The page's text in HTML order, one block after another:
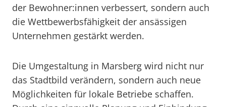
der Bewohner:innen verbessert, sondern auch
die Wettbewerbsfähigkeit der ansässigen
Unternehmen gestärkt werden.
Die Umgestaltung in Marsberg wird nicht nur
das Stadtbild verändern, sondern auch neue
Möglichkeiten für lokale Betriebe schaffen.